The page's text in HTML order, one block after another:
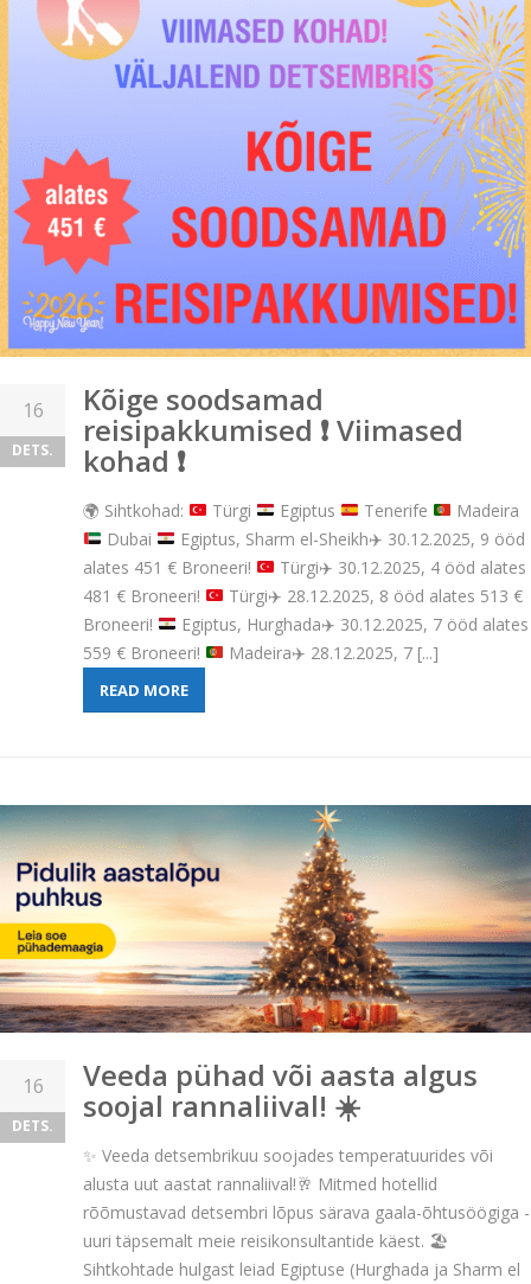
16
DETS.
Kõige soodsamad
reisipakkumised ❗ Viimased
kohad ❗
🌍 Sihtkohad: Türgi Egiptus Tenerife
Madeira
Dubai
Egiptus, Sharm el-Sheikh✈️ 30.12.2025, 9 ööd
alates 451 € Broneeri!
Türgi✈️ 30.12.2025, 4 ööd alates
481 € Broneeri!
Türgi✈️ 28.12.2025, 8 ööd alates 513 €
Broneeri!
Egiptus, Hurghada✈️ 30.12.2025, 7 ööd alates
559 € Broneeri!
Madeira✈️ 28.12.2025, 7 [...]
READ MORE
16
DETS.
Veeda pühad või aasta algus
soojal rannaliival! ☀️
✨ Veeda detsembrikuu soojades temperatuurides või
alusta uut aastat rannaliival!🥂 Mitmed hotellid
rõõmustavad detsembri lõpus särava gaala-õhtusöögiga -
uuri täpsemalt meie reisikonsultantide käest. 🏖️
Sihtkohtade hulgast leiad Egiptuse (Hurghada ja Sharm el